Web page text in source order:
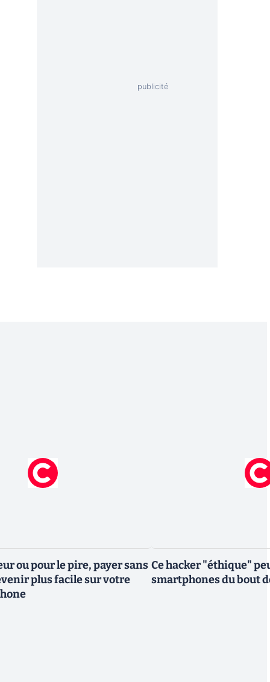
ou pour le pire, payer sans
plus facile sur votre
Ce hacker "éthique"
smartphones du bout